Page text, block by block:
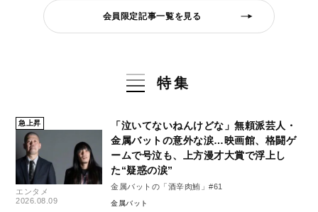
会員限定記事一覧を見る
特集
急上昇
エンタメ
2026.08.09
「泣いてないねんけどな」無頼派芸人・
金属バットの意外な涙…映画館、格闘ゲ
ームで号泣も、上方漫才大賞で浮上し
た“疑惑の涙”
金属バットの「酒辛肉鮪」#61
金属バット